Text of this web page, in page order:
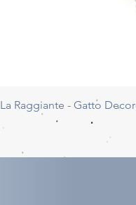
La Raggiante - Gatto